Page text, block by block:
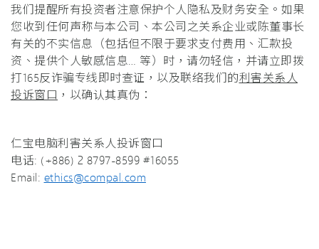
我们提醒所有投资者注意保护个人隐私及财务安全。如果
您收到任何声称与本公司、本公司之关系企业或陈董事长
有关的不实信息（包括但不限于要求支付费用、汇款投
资、提供个人敏感信息… 等）时，请勿轻信，并请立即拨
打165反诈骗专线即时查证，以及联络我们的利害关系人
投诉窗口 ，以确认其真伪：
仁宝电脑利害关系人投诉窗口
电话: (+886) 2 8797-8599 #16055
Email: ethics@compal.com